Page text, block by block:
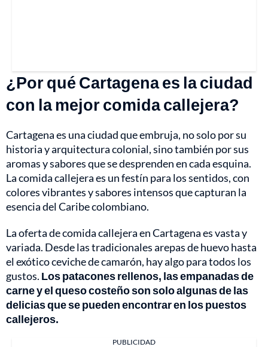
¿Por qué Cartagena es la ciudad
con la mejor comida callejera?
Cartagena es una ciudad que embruja, no solo por su
historia y arquitectura colonial, sino también por sus
aromas y sabores que se desprenden en cada esquina.
La comida callejera es un festín para los sentidos, con
colores vibrantes y sabores intensos que capturan la
esencia del Caribe colombiano.
La oferta de comida callejera en Cartagena es vasta y
variada. Desde las tradicionales arepas de huevo hasta
el exótico ceviche de camarón, hay algo para todos los
gustos. Los patacones rellenos, las empanadas de
carne y el queso costeño son solo algunas de las
delicias que se pueden encontrar en los puestos
callejeros.
PUBLICIDAD